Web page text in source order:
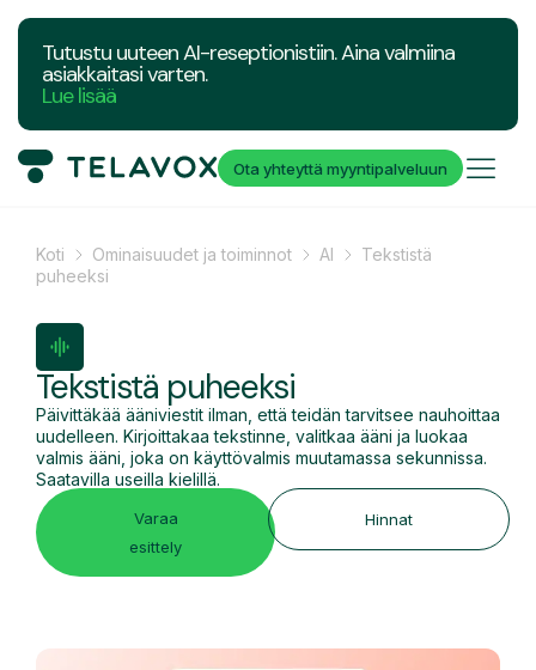
Tutustu uuteen AI-reseptionistiin. Aina valmiina
asiakkaitasi varten.
Lue lisää
Ota yhteyttä myyntipalveluun
Koti Ominaisuudet ja toiminnot AI
Tekstistä
puheeksi
Tekstistä puheeksi
Päivittäkää ääniviestit ilman, että teidän tarvitsee nauhoittaa
uudelleen. Kirjoittakaa tekstinne, valitkaa ääni ja luokaa
valmis ääni, joka on käyttövalmis muutamassa sekunnissa.
Saatavilla useilla kielillä.
Varaa
esittely
Hinnat